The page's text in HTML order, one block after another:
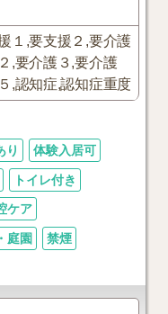
１,要支援２,要介護
,要介護３,要介護
,認知症,認知症重度
り 体験入居可
トイレ付き
ケア
庭園 禁煙